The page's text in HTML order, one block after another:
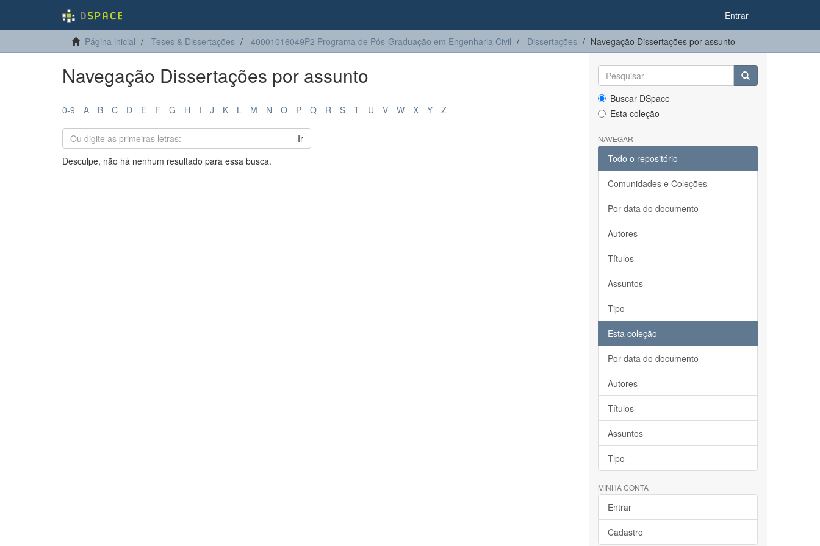
Entrar
Página inicial Teses & Dissertações 40001016049P2 Programa de Pós-Graduação em Engenharia Civil Dissertações Navegação Dissertações por assunto
Navegação Dissertações por assunto
0-9 A B C D E F G H I J K L M N O P Q R S T U V W X Y Z
Ir
Desculpe, não há nenhum resultado para essa busca.
Buscar DSpace
Esta coleção
NAVEGAR
Todo o repositório
Comunidades e Coleções
Por data do documento
Autores
Títulos
Assuntos
Tipo
Esta coleção
Por data do documento
Autores
Títulos
Assuntos
Tipo
MINHA CONTA
Entrar
Cadastro